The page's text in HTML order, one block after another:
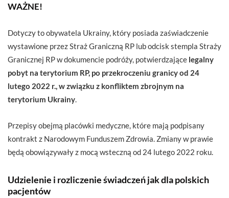
WAŻNE!
Dotyczy to obywatela Ukrainy, który posiada zaświadczenie
wystawione przez Straż Graniczną RP lub odcisk stempla Straży
Granicznej RP w dokumencie podróży, potwierdzające legalny
pobyt na terytorium RP, po przekroczeniu granicy od 24
lutego 2022 r., w związku z konfliktem zbrojnym na
terytorium Ukrainy
Przepisy obejmą placówki medyczne, które mają podpisany
kontrakt z Narodowym Funduszem Zdrowia. Zmiany w prawie
będą obowiązywały z mocą wsteczną od 24 lutego 2022 roku.
Udzielenie i rozliczenie świadczeń jak dla polskich
pacjentów